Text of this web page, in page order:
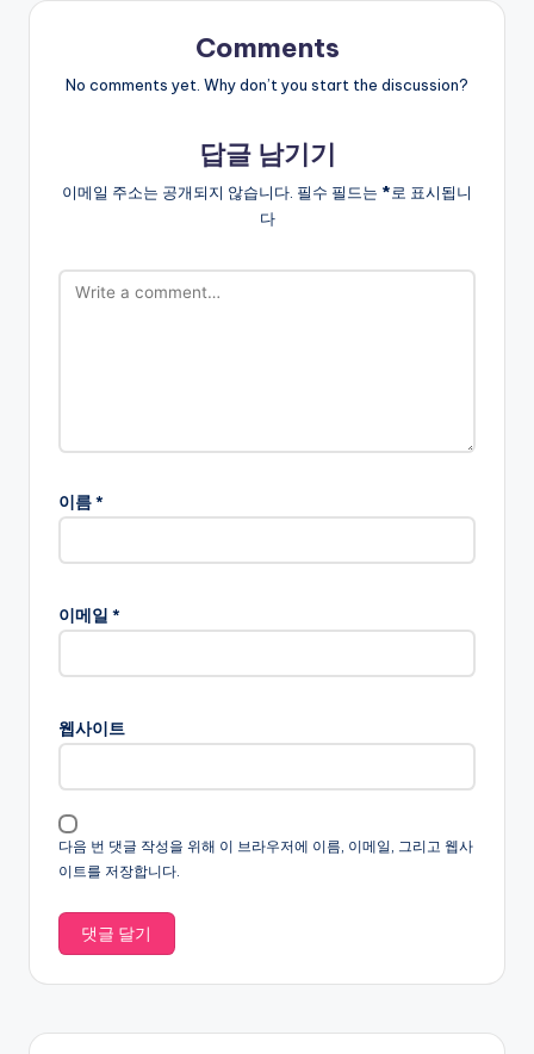
Comments
No comments yet. Why don’t you start the discussion?
답글 남기기
이메일 주소는 공개되지 않습니다. 필수 필드는 *로 표시됩니
다
이름*
이메일 *
웹사이트
다음 번 댓글 작성을 위해 이 브라우저에 이름, 이메일, 그리고 웹사
이트를 저장합니다.